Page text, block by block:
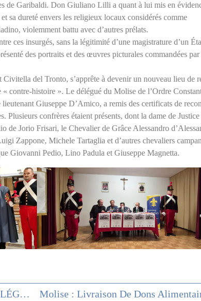
de Garibaldi. Don Giuliano Lilli a quant à lui mis en
sa dureté envers les religieux locaux considérés comme
violemment battu avec d’autres prélats.
ces insurgés, sans la légitimité d’une magistrature d’un
des portraits et des œuvres picturales commandées par
del Tronto, s’apprête à devenir un nouveau lieu de
« contre-histoire ». Le délégué du Molise de l’Ordre
Giuseppe D’Amico, a remis des certificats de
Plusieurs confrères étaient présents, dont la dame de
Jorio Frisari, le Chevalier de Grâce Alessandro
Zappone, Michele Tartaglia et d’autres chevaliers
Giovanni Pedio, Lino Padula et Giuseppe Magnetta.
MOLISE : ACTIVITÉS DE LA DÉLÉGATION AOÛT/SEPTEMBRE 2025